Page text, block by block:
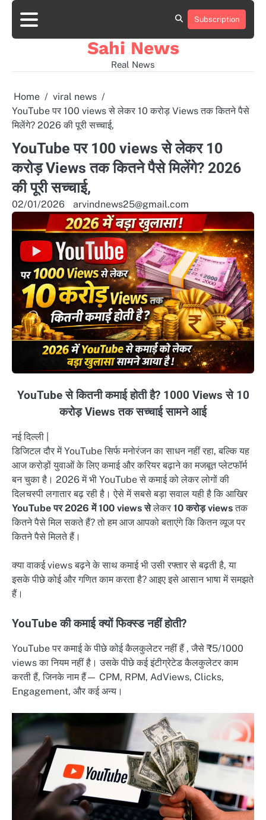
Skip
content
Home
news
viral
sports
desi
Subscription
Sahi News
Real News
Home
viral news
YouTube पर 100 views से लेकर 10 करोड़ Views तक कितने पैसे
मिलेंगे? 2026 की पूरी सच्चाई,
YouTube पर 100 views से लेकर 10
करोड़ Views तक कितने पैसे मिलेंगे? 2026
की पूरी सच्चाई,
02/01/2026 arvindnews25@gmail.com
YouTube से कितनी कमाई होती है? 1000 Views से 10
करोड़ Views तक सच्चाई सामने आई
नई दिल्ली |
डिजिटल दौर में YouTube सिर्फ मनोरंजन का साधन नहीं रहा, बल्कि यह
आज करोड़ों युवाओं के लिए कमाई और करियर बढ़ाने का मजबूत प्लेटफॉर्म
बन चुका है। 2026 में भी YouTube से कमाई को लेकर लोगों की
दिलचस्पी लगातार बढ़ रही है। ऐसे में सबसे बड़ा सवाल यही है कि आखिर
YouTube पर 2026 में 100 views सेलेकर 10 करोड़ viewsतक
कितने पैसे मिल सकते हैं? तो हम आज आपको बताएंगे कि कितन व्यूज पर
कितने पैसे मिलते हैं।
क्या वाकई views बढ़ने के साथ कमाई भी उसी रफ्तार से बढ़ती है, या
इसके पीछे कोई और गणित काम करता है? आइए इसे आसान भाषा में समझते
हैं।
YouTube की कमाई क्यों फिक्स्ड नहीं होती?
YouTube पर कमाई के पीछे कोई कैलकुलेटर नहीं हैं , जैसे ₹5/1000
views का नियम नहीं है। उसके पीछे कई इंटीग्रेटेड कैलकुलेटर काम
करती हैं, जिनके नाम हैं— CPM, RPM, AdViews, Clicks,
Engagement, और कई अन्य।